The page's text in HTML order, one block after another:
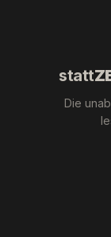
statt
Die